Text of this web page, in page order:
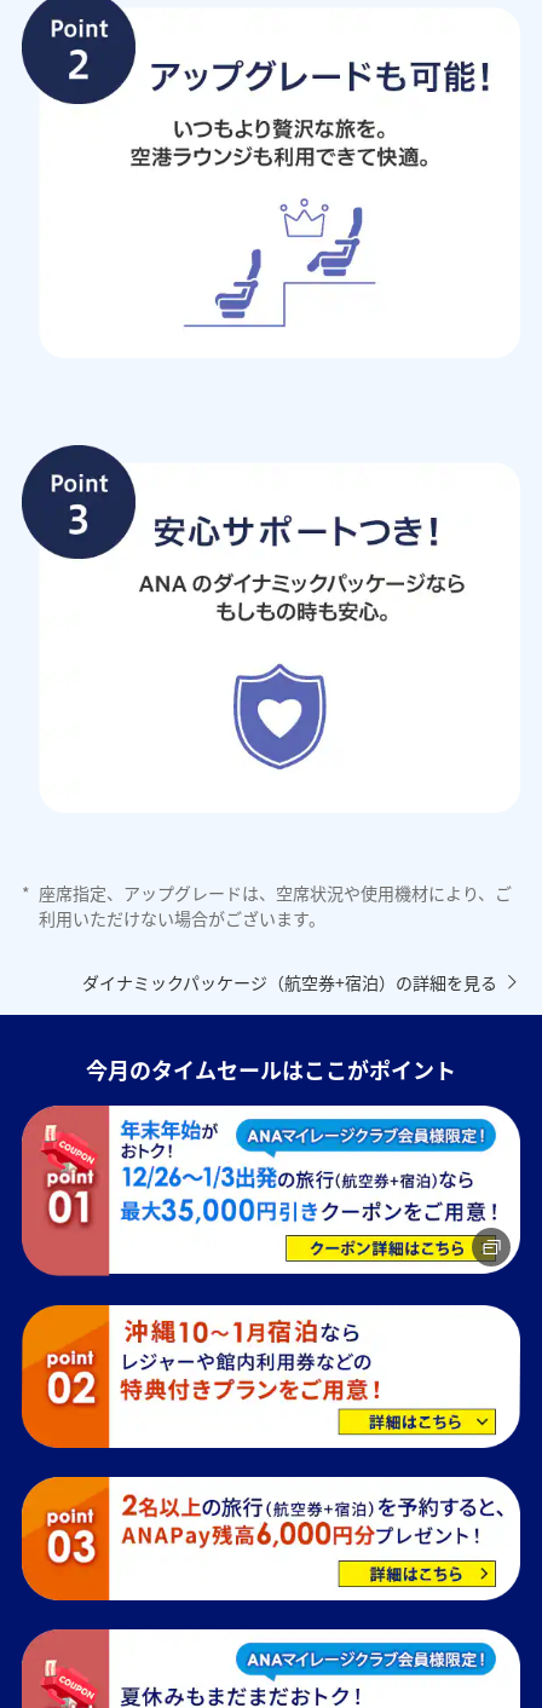
* 座席指定、アップグレードは、空席状況や使用機材により、ご
利用いただけない場合がございます。
ダイナミックパッケージ（航空券+宿泊）の詳細を見る
今月のタイムセールはここがポイント